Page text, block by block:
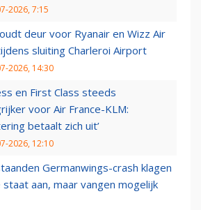
2026, 7:15
deur voor Ryanair en Wizz Air
sluiting Charleroi Airport
2026, 14:30
en First Class steeds
voor Air France-KLM:
betaalt zich uit’
2026, 12:10
Germanwings-crash klagen
staat aan, maar vangen mogelijk